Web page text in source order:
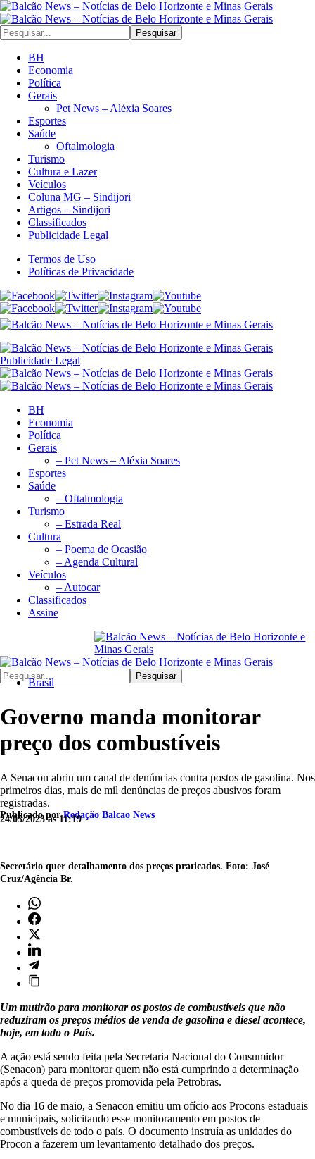
Pesquisar
BH
Economia
Política
Gerais
Pet News – Aléxia Soares
Esportes
Saúde
Oftalmologia
Turismo
Cultura e Lazer
Veículos
Coluna MG – Sindijori
Artigos – Sindijori
Classificados
Publicidade Legal
Termos de Uso
Políticas de Privacidade
Publicidade Legal
BH
Economia
Política
Gerais
– Pet News – Aléxia Soares
Esportes
Saúde
– Oftalmologia
Turismo
– Estrada Real
Cultura
– Poema de Ocasião
– Agenda Cultural
Veículos
– Autocar
Classificados
Assine
Pesquisar
Brasil
Governo manda monitorar
preço dos combustíveis
A Senacon abriu um canal de denúncias contra postos de gasolina. Nos
primeiros dias, mais de mil denúncias de preços abusivos foram
registradas.
Publicado porRedação Balcao News
24/05/2023 às 11:19
Secretário quer detalhamento dos preços praticados. Foto: José
Cruz/Agência Br.
Um mutirão para monitorar os postos de combustíveis que não
reduziram os preços médios de venda de gasolina e diesel acontece,
hoje, em todo o País.
A ação está sendo feita pela Secretaria Nacional do Consumidor
(Senacon) para monitorar quem não está cumprindo a determinação
após a queda de preços promovida pela Petrobras.
No dia 16 de maio, a Senacon emitiu um ofício aos Procons estaduais
e municipais, solicitando esse monitoramento em postos de
combustíveis de todo o país. O documento instruía as unidades do
Procon a fazerem um levantamento detalhado dos preços.